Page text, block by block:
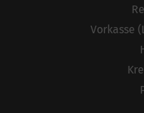
Vorkasse